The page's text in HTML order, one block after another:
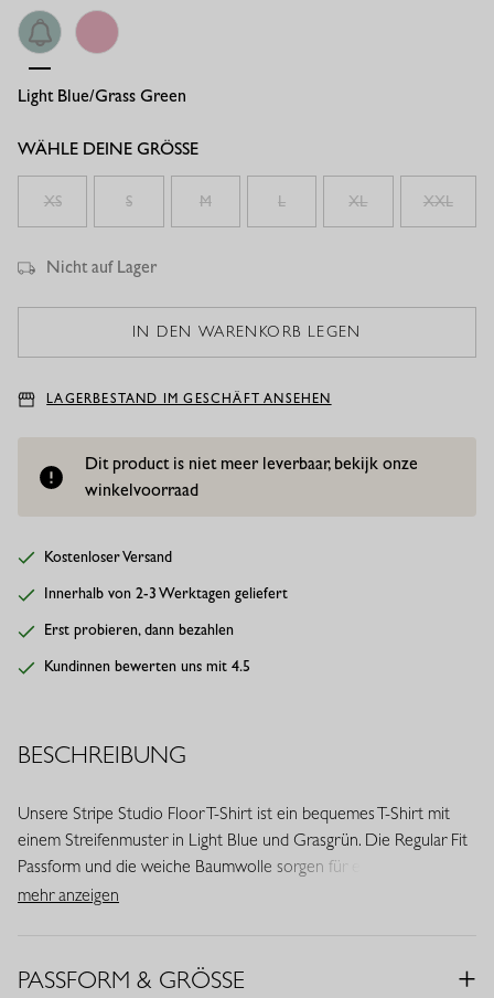
Light Blue/grass Green
Ruby Red/ Pop Pink
WÄHLE DEINE GRÖSSE
XS S M L XL XXL
Nicht auf Lager
LAGERBESTAND IM GESCHÄFT ANSEHEN
Dit product is niet meer leverbaar, bekijk onze
winkelvoorraad
Kostenloser Versand
Innerhalb von 2-3 Werktagen geliefert
Erst probieren, dann bezahlen
Kundinnen bewerten uns mit 4.5
BESCHREIBUNG
Unsere Stripe Studio Floor T-Shirt ist ein bequemes T-Shirt mit
einem Streifenmuster in Light Blue und Grasgrün. Die Regular Fit
Passform und die weiche Baumwolle sorgen für ein angenehmes
Tragegefühl und eine moderne Ausstrahlung.
• Muster: Gestreift
mehr anzeigen
PASSFORM & GRÖSSE